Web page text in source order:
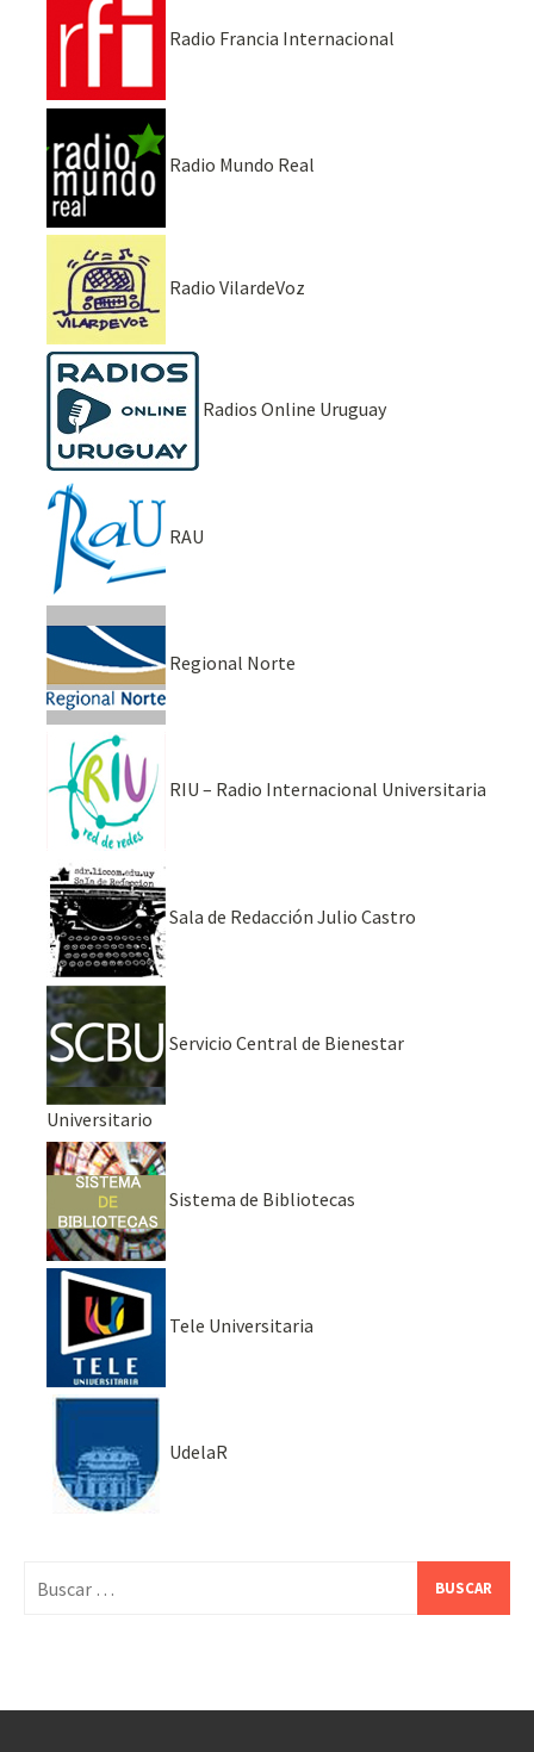
Radio Francia Internacional
Radio Mundo Real
Radio VilardeVoz
Radios Online Uruguay
RAU
Regional Norte
RIU – Radio Internacional Universitaria
Sala de Redacción Julio Castro
Servicio Central de Bienestar
Universitario
Sistema de Bibliotecas
Tele Universitaria
UdelaR